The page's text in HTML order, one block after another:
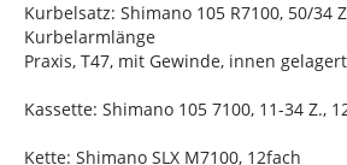
Kurbelsatz: Shimano 105 R7100, 50/34
Kurbelarmlänge
Praxis, T47, mit Gewinde, innen gelagert
Kassette: Shimano 105 7100, 11-34 Z.,
Kette: Shimano SLX M7100, 12fach